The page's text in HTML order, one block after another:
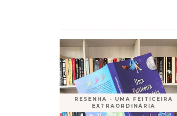
RESENHA - UMA FEITICEIRA
EXTRAORDINÁRIA